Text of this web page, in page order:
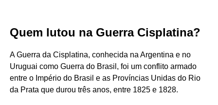
Quem lutou na Guerra Cisplatina?
A Guerra da Cisplatina, conhecida na Argentina e no
Uruguai como Guerra do Brasil, foi um conflito armado
entre o Império do Brasil e as Províncias Unidas do Rio
da Prata que durou três anos, entre 1825 e 1828.